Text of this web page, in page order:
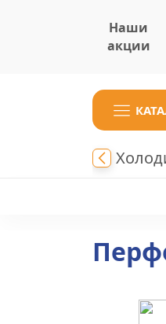
Наши
акции